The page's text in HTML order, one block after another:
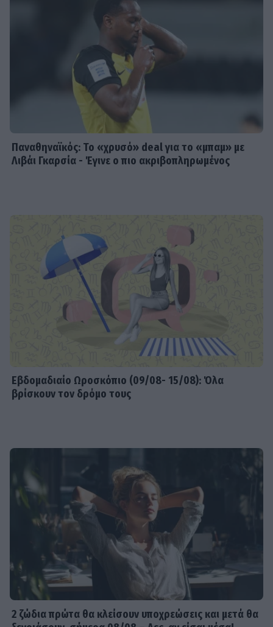
Παναθηναϊκός: Το «χρυσό» deal για το «μπαμ» με
Λιβάι Γκαρσία - Έγινε ο πιο ακριβοπληρωμένος
Εβδομαδιαίo Ωροσκόπιο (09/08- 15/08): Όλα
βρίσκουν τον δρόμο τους
2 ζώδια πρώτα θα κλείσουν υποχρεώσεις και μετά θα